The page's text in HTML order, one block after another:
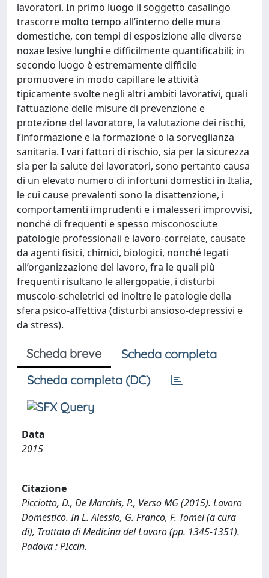
lavoratori. In primo luogo il soggetto casalingo
trascorre molto tempo all’interno delle mura
domestiche, con tempi di esposizione alle diverse
noxae lesive lunghi e difficilmente quantificabili; in
secondo luogo è estremamente difficile
promuovere in modo capillare le attività
tipicamente svolte negli altri ambiti lavorativi, quali
l’attuazione delle misure di prevenzione e
protezione del lavoratore, la valutazione dei rischi,
l’informazione e la formazione o la sorveglianza
sanitaria. I vari fattori di rischio, sia per la sicurezza
sia per la salute dei lavoratori, sono pertanto causa
di un elevato numero di infortuni domestici in Italia,
le cui cause prevalenti sono la disattenzione, i
comportamenti imprudenti e i malesseri improvvisi,
nonché di frequenti e spesso misconosciute
patologie professionali e lavoro-correlate, causate
da agenti fisici, chimici, biologici, nonché legati
all’organizzazione del lavoro, fra le quali più
frequenti risultano le allergopatie, i disturbi
muscolo-scheletrici ed inoltre le patologie della
sfera psico-affettiva (disturbi ansioso-depressivi e
da stress).
Scheda breve
Scheda completa
Scheda completa (DC)
Data
2015
Citazione
Picciotto, D., De Marchis, P., Verso MG (2015). Lavoro
Domestico. In L. Alessio, G. Franco, F. Tomei (a cura
di), Trattato di Medicina del Lavoro (pp. 1345-1351).
Padova : PIccin.